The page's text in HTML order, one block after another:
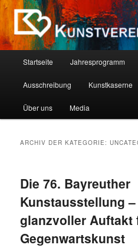
Zum
primären
Inhalt
springen
Zum
sekundären
Inhalt
springenKunstverein
Als Kind ist jeder ein Künstler. Die
einer zu bleiben. (Pablo Picasso)
Startseite Jahresprogramm
Ausschreibung Kunstkaserne
Über uns Media
ARCHIV DER KATEGORIE:
Die 76. Bayreuther
Kunstausstellung
glanzvoller Auftakt
Gegenwartskunst